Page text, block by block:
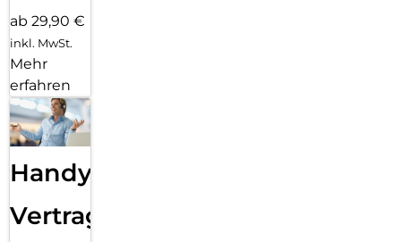
ab 29,90 €
inkl. MwSt.
Mehr
erfahren
Handy
Vertragsabwicklung